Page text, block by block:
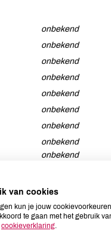
onbekend
onbekend
onbekend
onbekend
onbekend
onbekend
onbekend
onbekend
onbekend
onbekend
onbekend
onbekend
van cookies
kun je jouw
te gaan met het gebruik
cookieverklaring